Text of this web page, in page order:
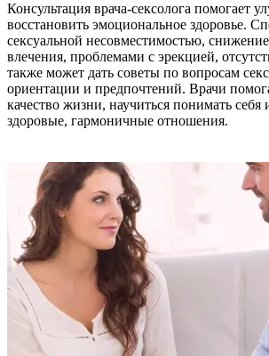
Консультация врача-сексолога помогает
восстановить эмоциональное здоровье.
сексуальной несовместимостью,
влечения, проблемами с эрекцией,
также может дать советы по вопросам
ориентации и предпочтений. Врачи
качество жизни, научиться понимать себя
здоровые, гармоничные отношения.